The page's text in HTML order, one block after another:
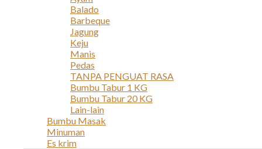
Balado
Barbeque
Jagung
Keju
Manis
Pedas
TANPA PENGUAT RASA
Bumbu Tabur 1 KG
Bumbu Tabur 20 KG
Lain-lain
Bumbu Masak
Minuman
Es krim